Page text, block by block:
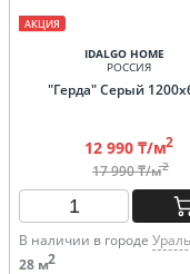
АКЦИЯ
IDALGO HOME
РОССИЯ
"Герда" Серый
12 990 ₸/м2
17 990 ₸/м2
В наличии в городе
28 м2